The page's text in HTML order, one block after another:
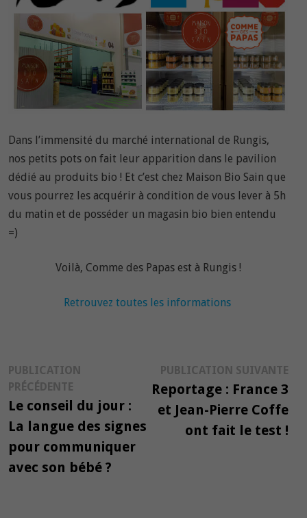
Dans l’immensité du marché international de Rungis,
nos petits pots on fait leur apparition dans le pavilion
dédié au produits bio ! Et c’est chez Maison Bio Sain que
vous pourrez les acquérir à condition de vous lever à 5h
du matin et de posséder un magasin bio bien entendu
=)
Voilà, Comme des Papas est à Rungis !
Retrouvez toutes les informations
Navigation
de
l’article
PUBLICATION
PRÉCÉDENTE
précédente :
Le conseil du jour :
La langue des signes
pour communiquer
avec son bébé ?
PUBLICATION SUIVANTE
Reportage : France 3
et Jean-Pierre Coffe
ont fait le test !